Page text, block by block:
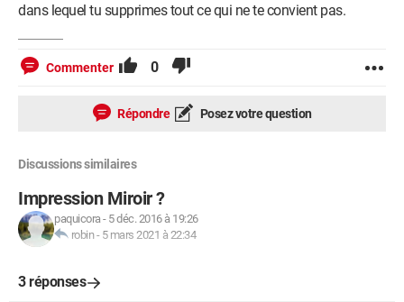
dans lequel tu supprimes tout ce qui ne te convient pas.
Commenter 0
Répondre Posez votre question
Discussions similaires
Impression Miroir ?
paquicora- 5 déc. 2016 à 19:26
robin- 5 mars 2021 à 22:34
3 réponses